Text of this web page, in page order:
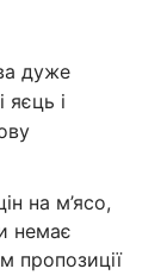
дуже
яєць і
на м’ясо,
немає
пропозиції